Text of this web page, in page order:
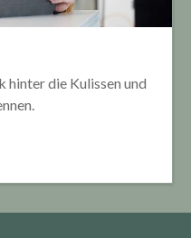
hinter die Kulissen und